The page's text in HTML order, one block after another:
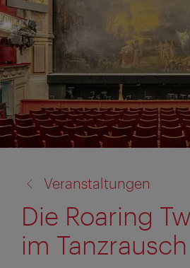
zu:
Veranstaltungen
Die Roaring
im Tanzrausch